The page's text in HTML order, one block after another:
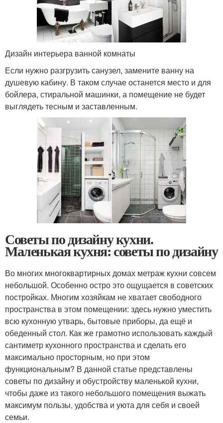
Дизайн интерьера ванной комнаты
Если нужно разгрузить санузел, замените ванну на
душевую кабину. В таком случае останется место и для
бойлера, стиральной машинки, а помещение не будет
выглядеть тесным и заставленным.
Советы по дизайну кухни.
Маленькая кухня: советы по дизайну
Во многих многоквартирных домах метраж кухни совсем
небольшой. Особенно остро это ощущается в советских
постройках. Многим хозяйкам не хватает свободного
пространства в этом помещении: здесь нужно уместить
всю кухонную утварь, бытовые приборы, да ещё и
обеденный стол. Как же грамотно использовать каждый
сантиметр кухонного пространства и сделать его
максимально просторным, но при этом
функциональным? В данной статье представлены
советы по дизайну и обустройству маленькой кухни,
чтобы даже из такого небольшого помещения выжать
максимум пользы, удобства и уюта для себя и своей
семьи.